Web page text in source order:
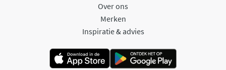
Over ons
Merken
Inspiratie & advies